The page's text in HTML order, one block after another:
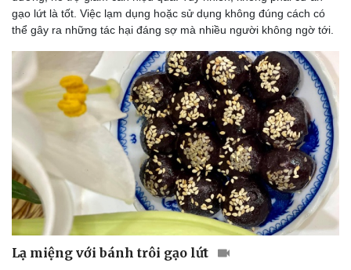
Doanh nghiệp
Thông tin doanh nghiệp
Doanh nghiệp 24h
Vì cộng đồng
Công nghệ
Sành điệu
Tin Công nghệ
Trải nghiệm
Chuyển đổi số
gạo lứt là tốt. Việc lạm dụng hoặc sử dụng không đúng cách có
thể gây ra những tác hại đáng sợ mà nhiều người không ngờ tới.
Lạ miệng với bánh trôi gạo lứt